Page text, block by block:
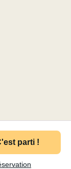
parti !